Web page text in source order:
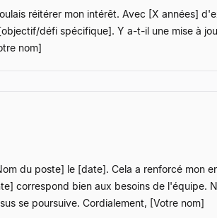
réitérer mon intérêt. Avec [X années]
défi spécifique]. Y a-t-il une mise à
nom]
du poste] le [date]. Cela a renforcé mon
correspond bien aux besoins de l'équipe.
se poursuive. Cordialement, [Votre nom]